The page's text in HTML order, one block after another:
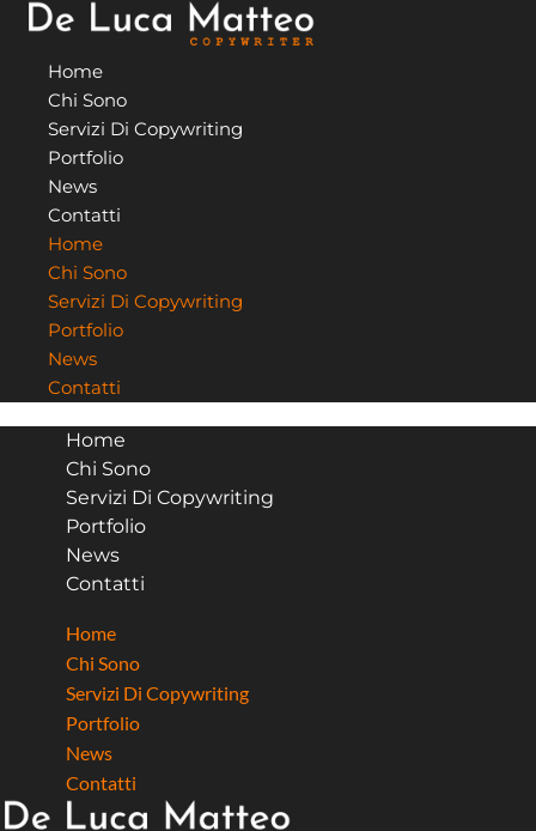
contenuto
Home
Chi Sono
Servizi Di Copywriting
Portfolio
News
Contatti
Home
Chi Sono
Servizi Di Copywriting
Portfolio
News
Contatti
Home
Chi Sono
Servizi Di Copywriting
Portfolio
News
Contatti
Home
Chi Sono
Servizi Di Copywriting
Portfolio
News
Contatti